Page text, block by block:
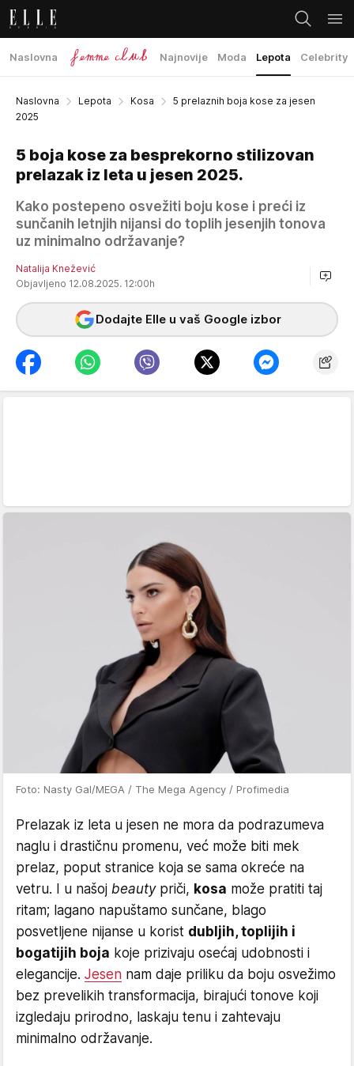
Naslovna Najnovije Moda Lepota Celebrity
Naslovna Lepota Kosa
5 prelaznih boja kose za jesen
2025
5 boja kose za besprekorno stilizovan
prelazak iz leta u jesen 2025.
Kako postepeno osvežiti boju kose i preći iz
sunčanih letnjih nijansi do toplih jesenjih tonova
uz minimalno održavanje?
Natalija Knežević
Objavljeno 12.08.2025. 12:00h
Dodajte Elle u vaš Google izbor
Foto: Nasty Gal/MEGA / The Mega Agency / Profimedia
Prelazak iz leta u jesen ne mora da podrazumeva
naglu i drastičnu promenu, već može biti mek
prelaz, poput stranice koja se sama okreće na
vetru. I u našoj beautypriči, kosa može pratiti taj
ritam; lagano napuštamo sunčane, blago
posvetljene nijanse u korist dubljih, toplijih i
bogatijih boja koje prizivaju osećaj udobnosti i
elegancije. Jesen nam daje priliku da boju osvežimo
bez prevelikih transformacija, birajući tonove koji
izgledaju prirodno, laskaju tenu i zahtevaju
minimalno održavanje.